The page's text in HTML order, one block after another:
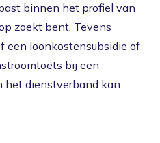
binnen het profiel van
zoekt bent. Tevens
een loonkostensubsidie of
bij een
het dienstverband kan